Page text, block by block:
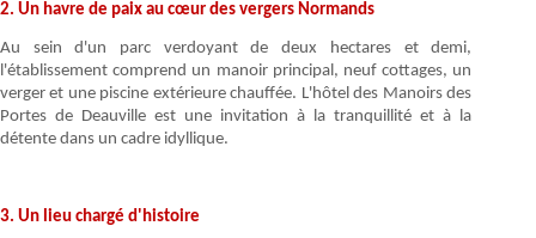
2. Un havre de paix au cœur des vergers Normands
Au sein d'un parc verdoyant de deux hectares et demi,
l'établissement comprend un manoir principal, neuf cottages, un
verger et une piscine extérieure chauffée. L'hôtel des Manoirs des
Portes de Deauville est une invitation à la tranquillité et à la
détente dans un cadre idyllique.
3. Un lieu chargé d'histoire